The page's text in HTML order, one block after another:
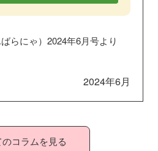
らにゃ） 2024年6月号より
2024年6月
コラムを見る